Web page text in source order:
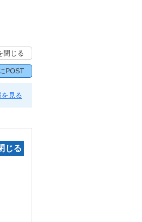
閉じる
POST
見る
閉じる